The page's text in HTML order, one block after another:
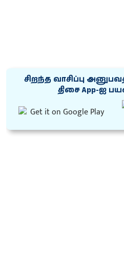
சிறந்த வாசிப்பு
திசை App-ஐ